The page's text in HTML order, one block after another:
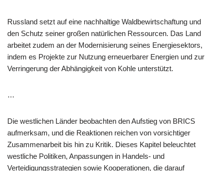
Russland setzt auf eine nachhaltige Waldbewirtschaftung und
den Schutz seiner großen natürlichen Ressourcen. Das Land
arbeitet zudem an der Modernisierung seines Energiesektors,
indem es Projekte zur Nutzung erneuerbarer Energien und zur
Verringerung der Abhängigkeit von Kohle unterstützt.
…
Die westlichen Länder beobachten den Aufstieg von BRICS
aufmerksam, und die Reaktionen reichen von vorsichtiger
Zusammenarbeit bis hin zu Kritik. Dieses Kapitel beleuchtet
westliche Politiken, Anpassungen in Handels- und
Verteidigungsstrategien sowie Kooperationen, die darauf